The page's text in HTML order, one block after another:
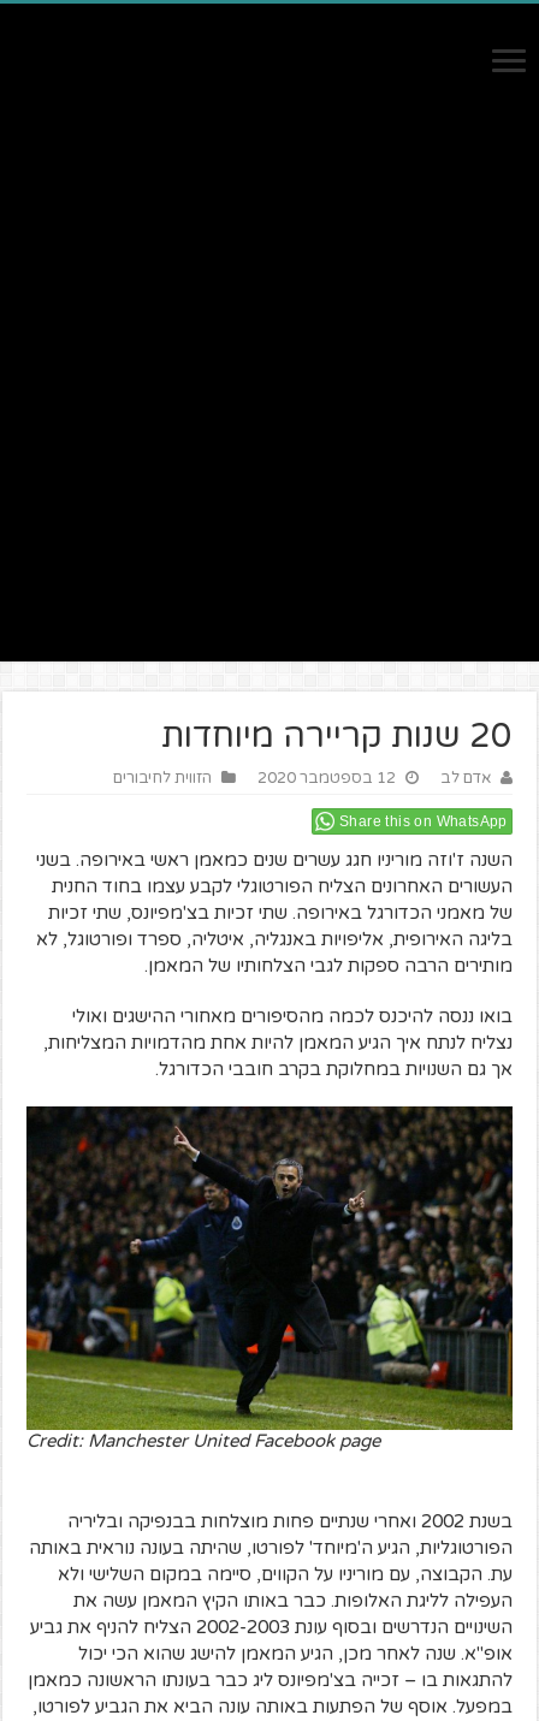
20 שנות קריירה מיוחדות
אדם לב 12 בספטמבר 2020 הזווית לחיבורים
Share this on WhatsApp
השנה ז'וזה מוריניו חגג עשרים שנים כמאמן ראשי באירופה. בשני
העשורים האחרונים הצליח הפורטוגלי לקבע עצמו בחוד החנית
של מאמני הכדורגל באירופה. שתי זכיות בצ'מפיונס, שתי זכיות
בליגה האירופית, אליפויות באנגליה, איטליה, ספרד ופורטוגל, לא
מותירים הרבה ספקות לגבי הצלחותיו של המאמן.
בואו ננסה להיכנס לכמה מהסיפורים מאחורי ההישגים ואולי
נצליח לנתח איך הגיע המאמן להיות אחת מהדמויות המצליחות,
אך גם השנויות במחלוקת בקרב חובבי הכדורגל.
Credit: Manchester United Facebook page
בשנת 2002 ואחרי שנתיים פחות מוצלחות בבנפיקה ובליריה
הפורטוגליות, הגיע ה'מיוחד' לפורטו, שהיתה בעונה נוראית באותה
עת. הקבוצה, עם מוריניו על הקווים, סיימה במקום השלישי ולא
העפילה לליגת האלופות. כבר באותו הקיץ המאמן עשה את
השינויים הנדרשים ובסוף עונת 2002-2003 הצליח להניף את גביע
אופ"א. שנה לאחר מכן, הגיע המאמן להישג שהוא הכי יכול
להתגאות בו – זכייה בצ'מפיונס ליג כבר בעונתו הראשונה כמאמן
במפעל. אוסף של הפתעות באותה עונה הביא את הגביע לפורטו,